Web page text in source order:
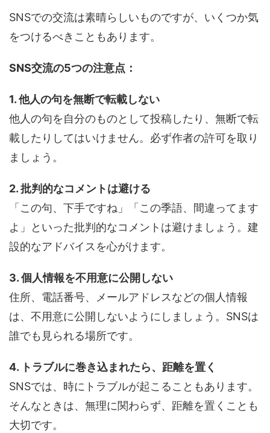
SNSでの交流は素晴らしいものですが、いくつか気
をつけるべきこともあります。
SNS交流の5つの注意点：
1. 他人の句を無断で転載しない
他人の句を自分のものとして投稿したり、無断で転
載したりしてはいけません。必ず作者の許可を取り
ましょう。
2. 批判的なコメントは避ける
「この句、下手ですね」「この季語、間違ってます
よ」といった批判的なコメントは避けましょう。建
設的なアドバイスを心がけます。
3. 個人情報を不用意に公開しない
住所、電話番号、メールアドレスなどの個人情報
は、不用意に公開しないようにしましょう。SNSは
誰でも見られる場所です。
4. トラブルに巻き込まれたら、距離を置く
SNSでは、時にトラブルが起こることもあります。
そんなときは、無理に関わらず、距離を置くことも
大切です。